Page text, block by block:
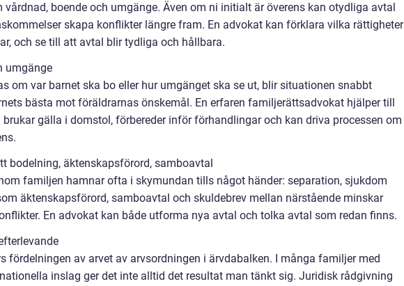
boende och umgänge. Även om ni initialt är överens kan otydliga avtal
skapa konflikter längre fram. En advokat kan förklara vilka rättigheter
och se till att avtal blir tydliga och hållbara.
umgänge
om var barnet ska bo eller hur umgänget ska se ut, blir situationen snabbt
bästa mot föräldrarnas önskemål. En erfaren familjerättsadvokat hjälper till
gälla i domstol, förbereder inför förhandlingar och kan driva processen om
bodelning, äktenskapsförord, samboavtal
familjen hamnar ofta i skymundan tills något händer: separation, sjukdom
äktenskapsförord, samboavtal och skuldebrev mellan närstående minskar
En advokat kan både utforma nya avtal och tolka avtal som redan finns.
fördelningen av arvet av arvsordningen i ärvdabalken. I många familjer med
inslag ger det inte alltid det resultat man tänkt sig. Juridisk rådgivning